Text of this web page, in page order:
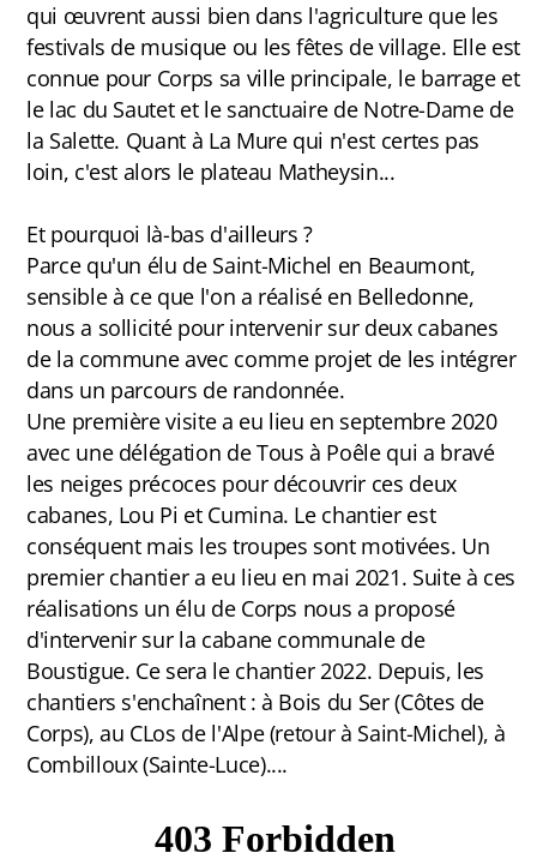
qui œuvrent aussi bien dans l'agriculture que les
festivals de musique ou les fêtes de village. Elle est
connue pour Corps sa ville principale, le barrage et
le lac du Sautet et le sanctuaire de Notre-Dame de
la Salette. Quant à La Mure qui n'est certes pas
loin, c'est alors le plateau Matheysin...
Et pourquoi là-bas d'ailleurs ?
Parce qu'un élu de Saint-Michel en Beaumont,
sensible à ce que l'on a réalisé en Belledonne,
nous a sollicité pour intervenir sur deux cabanes
de la commune avec comme projet de les intégrer
dans un parcours de randonnée.
Une première visite a eu lieu en septembre 2020
avec une délégation de Tous à Poêle qui a bravé
les neiges précoces pour découvrir ces deux
cabanes, Lou Pi et Cumina. Le chantier est
conséquent mais les troupes sont motivées. Un
premier chantier a eu lieu en mai 2021. Suite à ces
réalisations un élu de Corps nous a proposé
d'intervenir sur la cabane communale de
Boustigue. Ce sera le chantier 2022. Depuis, les
chantiers s'enchaînent : à Bois du Ser (Côtes de
Corps), au CLos de l'Alpe (retour à Saint-Michel), à
Combilloux (Sainte-Luce)....
Baronnies Provençales
Beaumont
Belledonne
Capcir-Cerdagne
Ventoux
Vercors
Jura
Antenne Beaumont
Antenne Belledonne
Antenne Capcir Cerdagne
Antenne Jura
Antenne Vercors/ Diois